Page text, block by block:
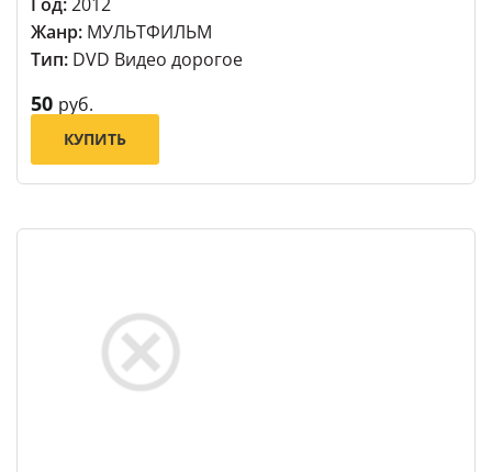
Жанр: МУЛЬТФИЛЬМ
Тип: DVD Видео дорогое
50 руб.
КУПИТЬ